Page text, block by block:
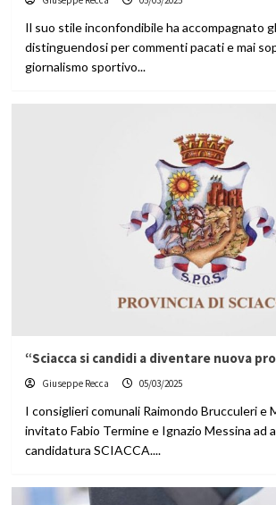
Il suo stile inconfondibile ha accompagnato
distinguendosi per commenti pacati e mai
giornalismo sportivo...
“Sciacca si candidi a diventare nuova
Giuseppe Recca 05/03/2025
I consiglieri comunali Raimondo Brucculeri e
invitato Fabio Termine e Ignazio Messina ad
candidatura SCIACCA....